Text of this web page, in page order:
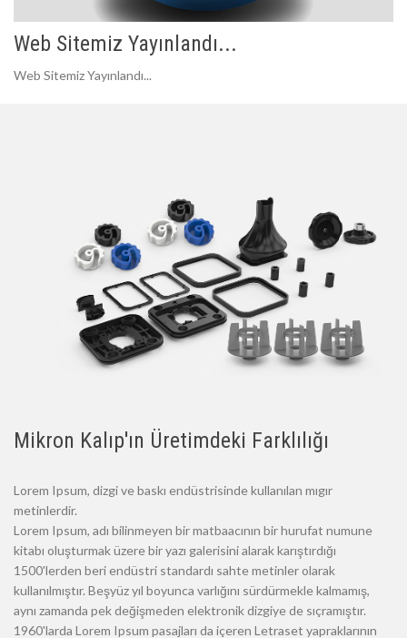
Web Sitemiz Yayınlandı...
Web Sitemiz Yayınlandı...
Mikron Kalıp'ın Üretimdeki Farklılığı
Lorem Ipsum, dizgi ve baskı endüstrisinde kullanılan mıgır
metinlerdir.
Lorem Ipsum, adı bilinmeyen bir matbaacının bir hurufat numune
kitabı oluşturmak üzere bir yazı galerisini alarak karıştırdığı
1500'lerden beri endüstri standardı sahte metinler olarak
kullanılmıştır. Beşyüz yıl boyunca varlığını sürdürmekle kalmamış,
aynı zamanda pek değişmeden elektronik dizgiye de sıçramıştır.
1960'larda Lorem Ipsum pasajları da içeren Letraset yapraklarının